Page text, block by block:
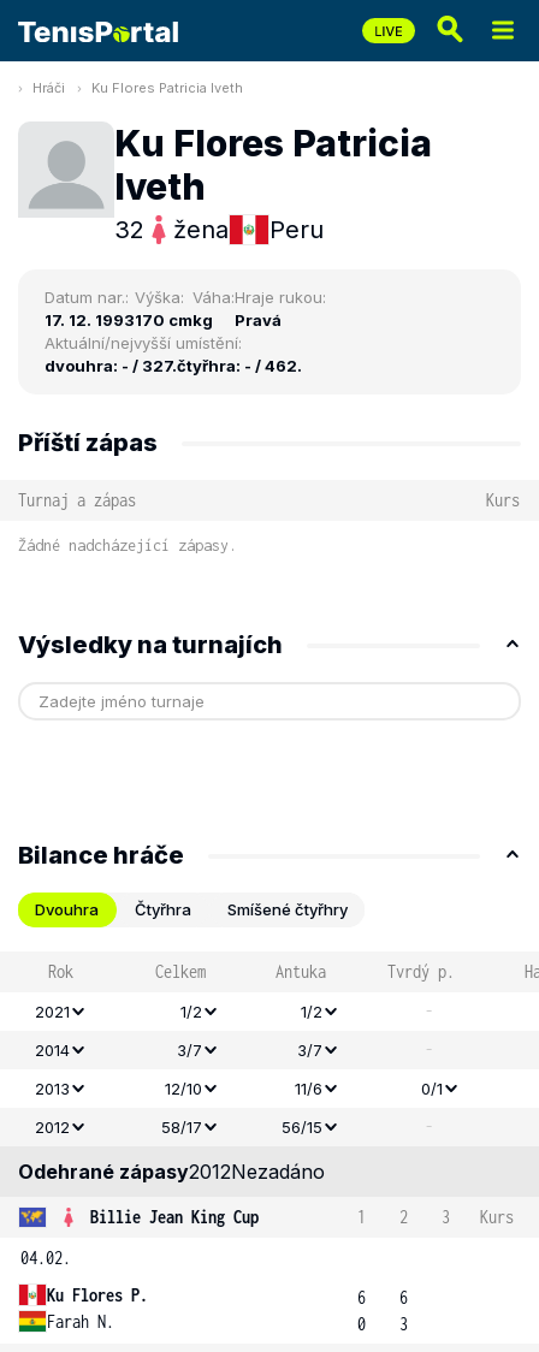
Hráči Ku Flores Patricia Iveth
Ku Flores Patricia
Iveth
32 žena Peru
Datum nar.:
17. 12. 1993
Výška:
170 cm
Váha:
kg
Hraje rukou:
Pravá
Aktuální/nejvyšší umístění:
dvouhra: - / 327.čtyřhra: - / 462.
Příští zápas
Turnaj a zápas Kurs
Žádné nadcházející zápasy.
Výsledky na turnajích
Bilance hráče
Dvouhra Čtyřhra Smíšené čtyřhry
Rok Celkem Antuka Tvrdý p.
2021 1/2 1/2 -
2014 3/7 3/7 -
2013 12/10 11/6
0/1
2012
58/17 56/15 -
Odehrané zápasy2012Nezadáno
Billie Jean King Cup 1 2 3
Kurs
04.02.
Ku Flores P.
Farah N.
6
0
6
3